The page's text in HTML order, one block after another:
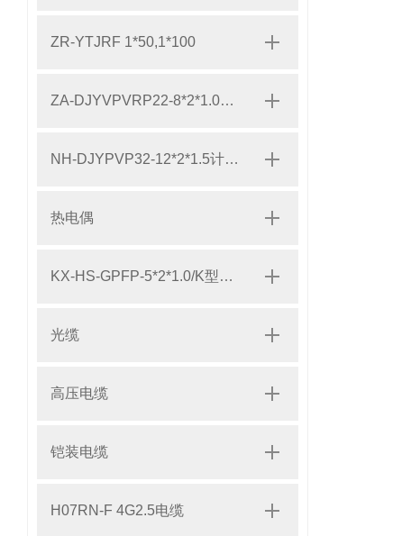
ZR-YTJRF 1*50,1*100
ZA-DJYVPVRP22-8*2*1.0阻燃计算机屏蔽电缆
NH-DJYPVP32-12*2*1.5计算机电缆
热电偶
KX-HS-GPFP-5*2*1.0/K型热电偶补偿导线
光缆
高压电缆
铠装电缆
H07RN-F 4G2.5电缆